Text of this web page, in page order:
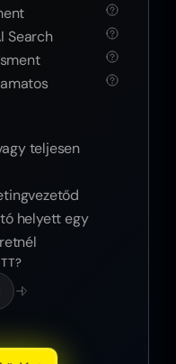
Search
teljesen
helyett egy